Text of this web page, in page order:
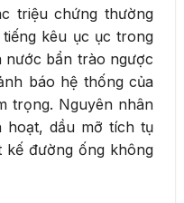
triệu chứng thường
kêu ục ục trong
nước bẩn trào ngược
báo hệ thống của
trọng. Nguyên nhân
hoạt, dầu mỡ tích tụ
kế đường ống không